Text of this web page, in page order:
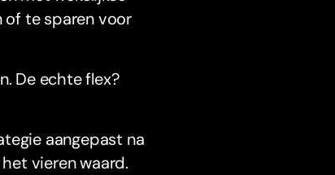
of te sparen voor
De echte flex?
aangepast na
vieren waard.